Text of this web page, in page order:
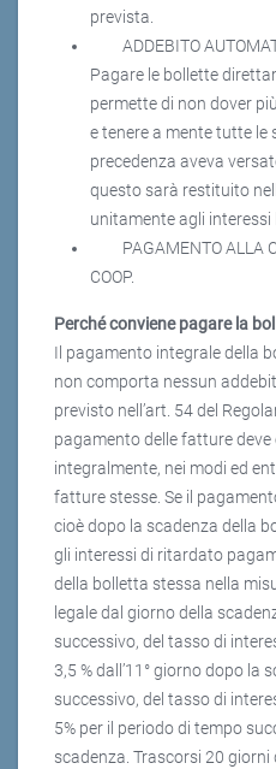
prevista.
ADDEBITO
Pagare le bollette
permette di non dover
e tenere a mente tutte le
precedenza aveva
questo sarà restituito
unitamente agli
PAGAMENTO ALLA
COOP.
Perché conviene pagare la
Il pagamento integrale della
non comporta nessun
previsto nell’art. 54 del
pagamento delle fatture
integralmente, nei modi ed
fatture stesse. Se il
cioè dopo la scadenza della
gli interessi di ritardato
della bolletta stessa nella
legale dal giorno della
successivo, del tasso di
3,5 % dall’11° giorno dopo la
successivo, del tasso di
5% per il periodo di tempo
scadenza. Trascorsi 20